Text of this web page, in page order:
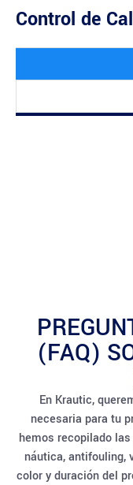
Control de
(FAQ)
En Krautic,
necesaria para tu
hemos recopilado
náutica, antifouling,
color y duración del